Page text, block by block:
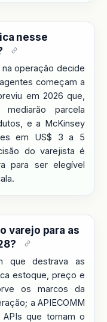
nesse
operação decide
começam a
em 2026 que,
parcela
e a McKinsey
em US$ 3 a 5
do varejista é
para ser elegível
varejo para as
que destrava as
estoque, preço e
os marcos da
a APIECOMM
que tornam o